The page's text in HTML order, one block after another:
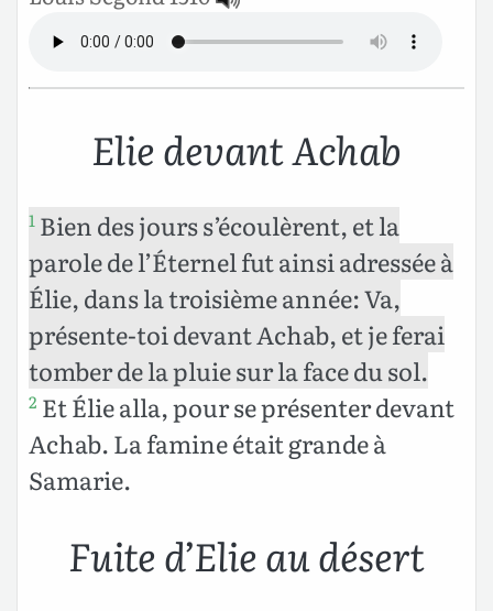
Elie devant Achab
1 Bien des jours s’écoulèrent, et la
parole de l’Éternel fut ainsi adressée à
Élie, dans la troisième année: Va,
présente-toi devant Achab, et je ferai
tomber de la pluie sur la face du sol.
2 Et Élie alla, pour se présenter devant
Achab. La famine était grande à
Samarie.
Fuite d’Elie au désert